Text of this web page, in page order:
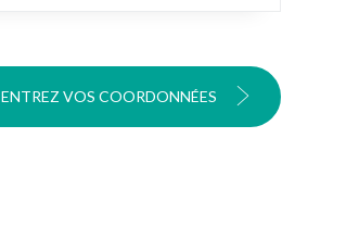
ENTREZ VOS COORDONNÉES